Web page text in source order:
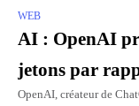
WEB
AI : OpenAI
jetons par
OpenAI, créateur de